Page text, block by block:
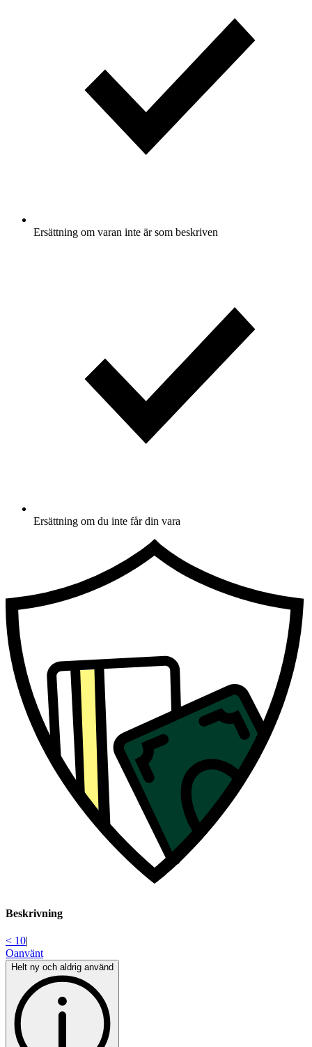
Ersättning om varan inte är som beskriven
Ersättning om du inte får din vara
Beskrivning
< 10|
Oanvänt
Helt ny och aldrig använd